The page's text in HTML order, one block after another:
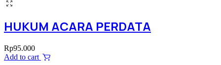
HUKUM ACARA PERDATA
Rp95.000
Add to cart